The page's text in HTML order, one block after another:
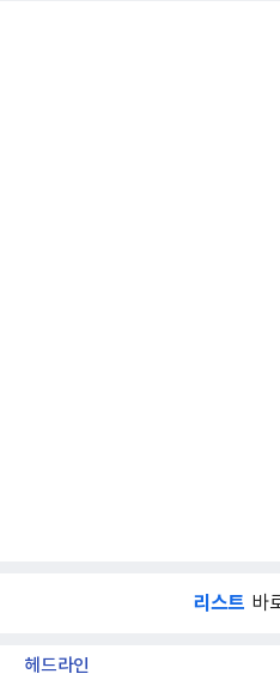
리스트 바
헤드라인